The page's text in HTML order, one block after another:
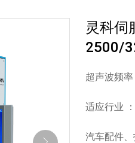
灵科伺
2500/
超声波频
适应行业 ：
汽车配件